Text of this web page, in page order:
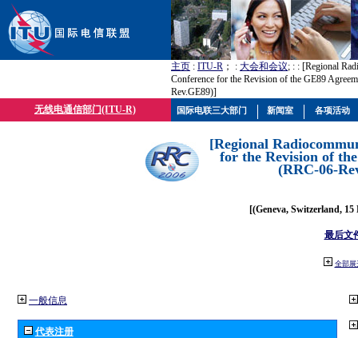
主页 : ITU-R ； : 大会和会议; : : [Regional
Conference for the Revision of the GE89
Rev.GE89)]
无线电通信部门(ITU-R)
[Regional
for the Revision of
(RRC-06-
[(Geneva, Switzerland, 15
最后文
全部展
一般信息
代表注册
国际电联三大部门 新闻室 各项活动